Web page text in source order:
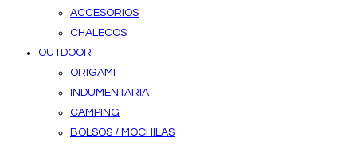
ACCESORIOS
CHALECOS
OUTDOOR
ORIGAMI
INDUMENTARIA
CAMPING
BOLSOS / MOCHILAS